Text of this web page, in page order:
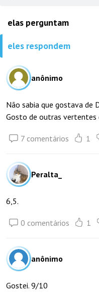
elas perguntam
eles respondem
anônimo
Não sabia que gostava de
Gosto de outras
7 comentários 1
Peralta_
6,5.
0 comentários 1
anônimo
Gostei. 9/10